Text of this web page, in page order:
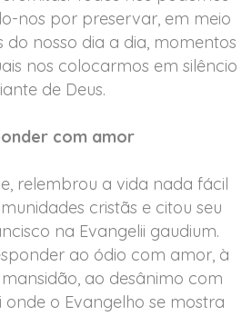
nos por preservar, em meio
do nosso dia a dia, momentos
nos colocarmos em silêncio
de Deus.
com amor
relembrou a vida nada fácil
cristãs e citou seu
na Evangelii gaudium.
ao ódio com amor, à
ao desânimo com
onde o Evangelho se mostra